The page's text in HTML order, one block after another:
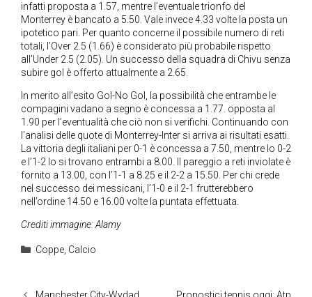
infatti proposta a 1.57, mentre l’eventuale trionfo del
Monterrey è bancato a 5.50. Vale invece 4.33 volte la posta un
ipotetico pari. Per quanto concerne il possibile numero di reti
totali, l’Over 2.5 (1.66) è considerato più probabile rispetto
all’Under 2.5 (2.05). Un successo della squadra di Chivu senza
subire gol è offerto attualmente a 2.65.
In merito all’esito Gol-No Gol, la possibilità che entrambe le
compagini vadano a segno è concessa a 1.77. opposta al
1.90 per l’eventualità che ciò non si verifichi. Continuando con
l’analisi delle quote di Monterrey-Inter si arriva ai risultati esatti.
La vittoria degli italiani per 0-1 è concessa a 7.50, mentre lo 0-2
e l’1-2 lo si trovano entrambi a 8.00. Il pareggio a reti inviolate è
fornito a 13.00, con l’1-1 a 8.25 e il 2-2 a 15.50. Per chi crede
nel successo dei messicani, l’1-0 e il 2-1 frutterebbero
nell’ordine 14.50 e 16.00 volte la puntata effettuata.
Crediti immagine: Alamy
Categorie
Coppe, Calcio